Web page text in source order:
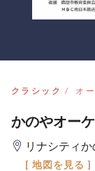
クラシック オ
かのやオー
リナシティ
[ 地図を見る ]